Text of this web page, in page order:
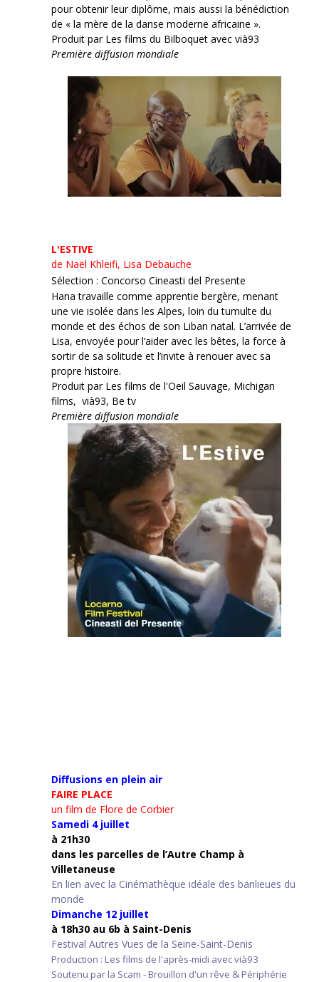
pour obtenir leur diplôme, mais aussi la bénédiction
de « la mère de la danse moderne africaine ».
Produit par Les films du Bilboquet avec vià93
Première diffusion mondiale
L'ESTIVE
de Naël Khleifi, Lisa Debauche
Sélection : Concorso Cineasti del Presente
Hana travaille comme apprentie bergère, menant
une vie isolée dans les Alpes, loin du tumulte du
monde et des échos de son Liban natal. L’arrivée de
Lisa, envoyée pour l’aider avec les bêtes, la force à
sortir de sa solitude et l’invite à renouer avec sa
propre histoire.
Produit par Les films de l'Oeil Sauvage, Michigan
films, vià93, Be tv
Première diffusion mondiale
Diffusions en plein air
FAIRE PLACE
un film de Flore de Corbier
Samedi 4 juillet
à 21h30
dans les parcelles de l’Autre Champ à
Villetaneuse
En lien avec la Cinémathèque idéale des banlieues du
monde
Dimanche 12 juillet
à 18h30 au 6b à Saint-Denis
Festival Autres Vues de la Seine-Saint-Denis
Production : Les films de l'après-midi avec vià93
Soutenu par la Scam - Brouillon d'un rêve & Périphérie